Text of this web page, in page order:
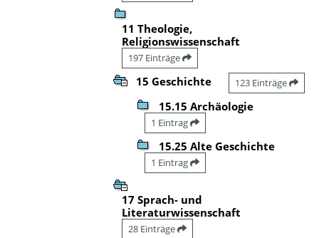
11 Theologie,
Religionswissenschaft
197 Einträge
15 Geschichte 123 Einträge
15.15 Archäologie
1 Eintrag
15.25 Alte Geschichte
1 Eintrag
17 Sprach- und
Literaturwissenschaft
28 Einträge